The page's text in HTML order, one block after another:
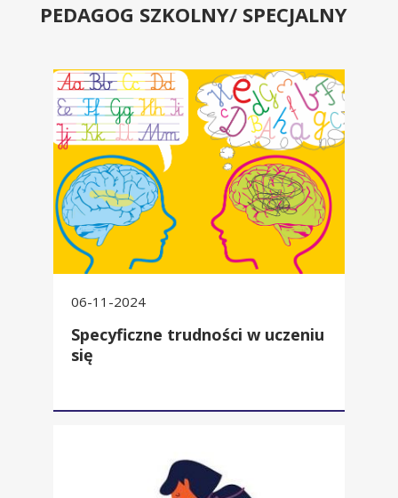
PEDAGOG SZKOLNY/ SPECJALNY
Specyficzne trudności w uczeniu się
06-11-2024
Specyficzne trudności w uczeniu
się